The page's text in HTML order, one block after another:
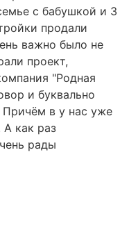
с бабушкой и 3
продали
важно было не
проект,
"Родная
и буквально
в у нас уже
А как раз
рады